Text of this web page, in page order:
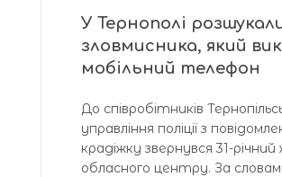
У Тернополі
зловмисника, який
мобільний телефон
До співробітників
управління поліції з
крадіжку звернувся 31-
обласного центру. За